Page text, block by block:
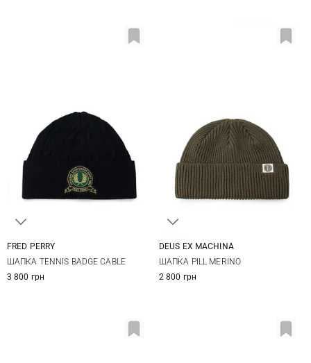
FRED PERRY
ШАПКА TENNIS BADGE CABLE
3 800 грн
DEUS EX MACHINА
ШАПКА PILL MERINO
2 800 грн